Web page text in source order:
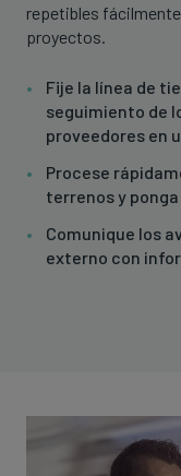
repetibles
proyectos.
Fije la línea de
seguimiento de
proveedores en
Procese
terrenos y
Comunique los
externo con